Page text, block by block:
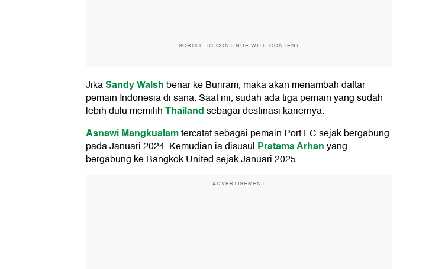
SCROLL TO CONTINUE WITH CONTENT
JikaSandy Walsh benar ke Buriram, maka akan menambah daftar
pemain Indonesia di sana. Saat ini, sudah ada tiga pemain yang sudah
lebih dulu memilihThailandsebagai destinasi kariernya.
Asnawi Mangkualamtercatat sebagai pemain Port FC sejak bergabung
pada Januari 2024. Kemudian ia disusul Pratama Arhanyang
bergabung ke Bangkok United sejak Januari 2025.
ADVERTISEMENT